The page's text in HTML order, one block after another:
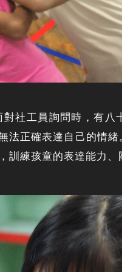
社工員詢問時，有八
法正確表達自己的情
練孩童的表達能力、